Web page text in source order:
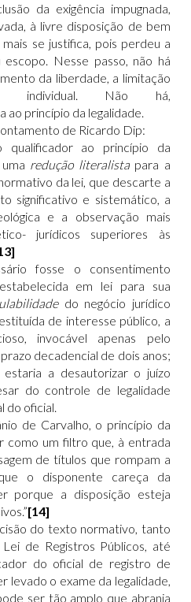
da exigência impugnada,
à livre disposição de bem
se justifica, pois perdeu a
Nesse passo, não há
da liberdade, a limitação
individual. Não há,
ao princípio da legalidade.
de Ricardo Dip:
qualificador ao princípio da
redução literalista para a
da lei, que descarte a
significativo e sistemático, a
e a observação mais
jurídicos superiores às
fosse o consentimento
em lei para sua
do negócio jurídico
de interesse público, a
invocável apenas pelo
decadencial de dois anos;
a desautorizar o juízo
do controle de legalidade
do oficial.
de Carvalho, o princípio da
como um filtro que, à entrada
de títulos que rompam a
o disponente careça da
porque a disposição esteja
[14]
do texto normativo, tanto
de Registros Públicos, até
do oficial de registro de
levado o exame da legalidade,
ser tão amplo que abranja